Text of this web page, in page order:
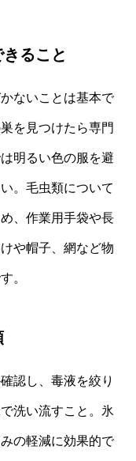
ること
ないことは基本で
を見つけたら専門
明るい色の服を避
。毛虫類について
、作業用手袋や長
や帽子、網など物
。
認し、毒液を絞り
洗い流すこと。氷
の軽減に効果的で